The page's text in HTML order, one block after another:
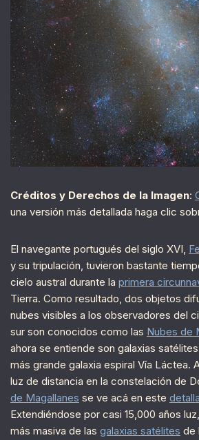
Créditos y Derechos de la Imagen:
una versión más detallada haga clic
El navegante portugués del siglo XVI,
y su tripulación, tuvieron bastante
cielo austral durante la primera
Tierra. Como resultado, dos objetos
nubes visibles a los observadores del
sur son conocidos como las Nubes de
ahora se entiende son galaxias
más grande galaxia espiral Vía Láctea.
luz de distancia en la constelación de
de Magallanes se ve acá en este
Extendiéndose por casi 15,000 años
más masiva de las galaxias satélites de